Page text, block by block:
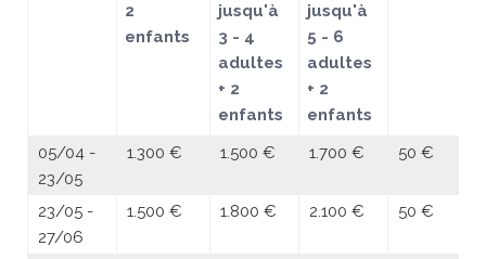
2
enfants
jusqu'à
3 - 4
adultes
+ 2
enfants
jusqu'à
5 - 6
adultes
+ 2
enfants
05/04 -
23/05
1.300 € 1.500 € 1.700 € 50 €
23/05 -
27/06
1.500 € 1.800 € 2.100 € 50 €